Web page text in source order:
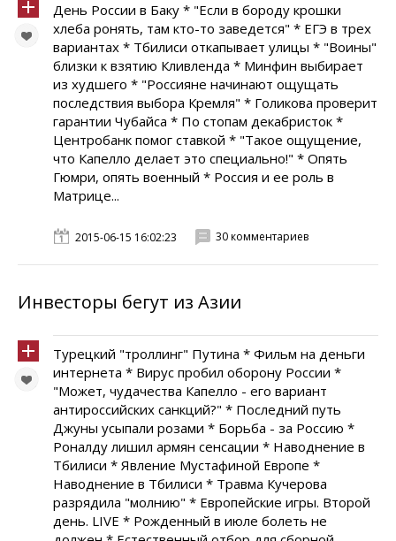
День России в Баку * "Если в бороду крошки
хлеба ронять, там кто-то заведется" * ЕГЭ в трех
вариантах * Тбилиси откапывает улицы * "Воины"
близки к взятию Кливленда * Минфин выбирает
из худшего * "Россияне начинают ощущать
последствия выбора Кремля" * Голикова проверит
гарантии Чубайса * По стопам декабристок *
Центробанк помог ставкой * "Такое ощущение,
что Капелло делает это специально!" * Опять
Гюмри, опять военный * Россия и ее роль в
Матрице...
2015-06-15 16:02:23 30 комментариев
Инвесторы бегут из Азии
Турецкий "троллинг" Путина * Фильм на деньги
интернета * Вирус пробил оборону России *
"Может, чудачества Капелло - его вариант
антироссийских санкций?" * Последний путь
Джуны усыпали розами * Борьба - за Россию *
Роналду лишил армян сенсации * Наводнение в
Тбилиси * Явление Мустафиной Европе *
Наводнение в Тбилиси * Травма Кучерова
разрядила "молнию" * Европейские игры. Второй
день. LIVE * Рожденный в июле болеть не